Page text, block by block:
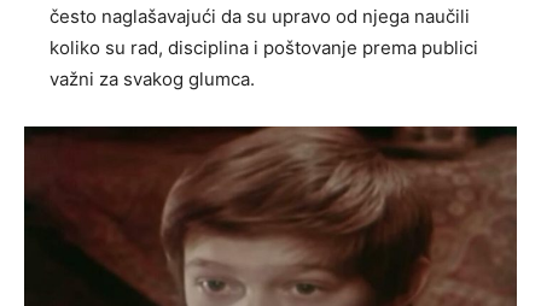
često naglašavajući da su upravo od njega naučili
koliko su rad, disciplina i poštovanje prema publici
važni za svakog glumca.